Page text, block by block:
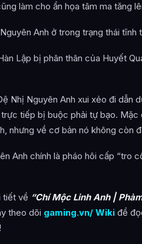
làm cho ẩn họa tâm ma tăng
Anh ở trong trạng thái tĩnh
Lập bị phân thân của Huyết
Nhị Nguyên Anh xui xẻo đi dẫn
tiếp bị buộc phải tự bạo. Mặc
nhưng về cơ bản nó không còn
Anh chính là pháo hôi cấp “tro
tiết về “Chí Mộc Linh Anh |
theo dõi gaming.vn/ Wiki để